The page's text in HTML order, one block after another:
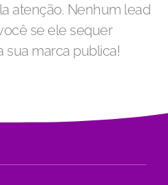
atenção. Nenhum lead
se ele sequer
sua marca publica!